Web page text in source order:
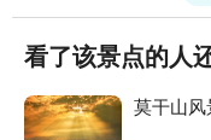
看了该景点的人
莫干山风